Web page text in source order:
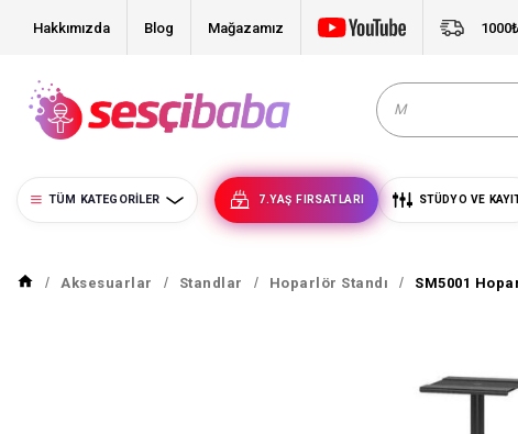
Hakkımızda Blog Mağazamız
TÜM KATEGORILER 7.YAŞ FIRSATLARI STÜDYO VE
Aksesuarlar Standlar Hoparlör Standı SM5001